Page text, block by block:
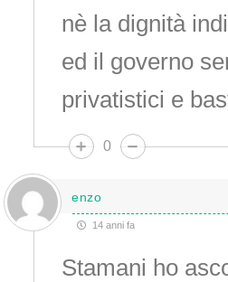
nè la dignità
ed il governo
privatistici e
0
enzo
14 anni fa
Stamani ho